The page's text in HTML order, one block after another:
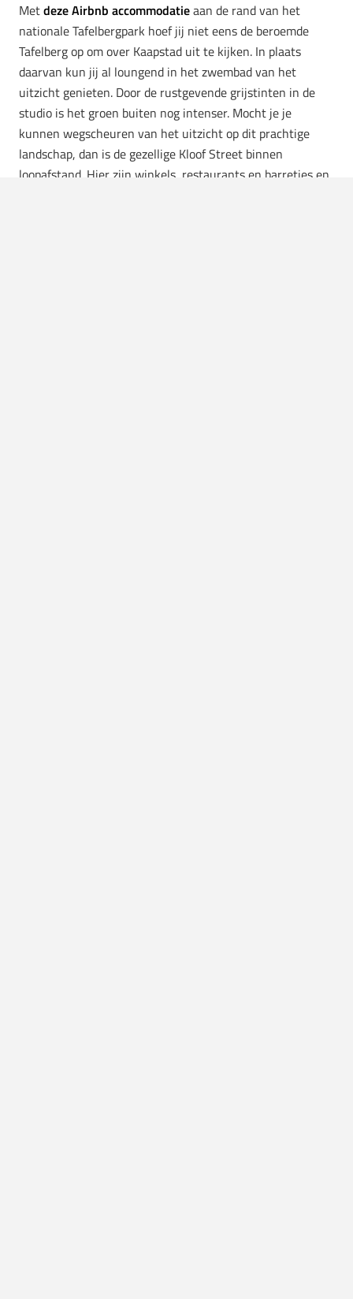
Metdeze Airbnb accommodatieaan de rand van het
nationale Tafelbergpark hoef jij niet eens de beroemde
Tafelberg op om over Kaapstad uit te kijken. In plaats
daarvan kun jij al loungend in het zwembad van het
uitzicht genieten. Door de rustgevende grijstinten in de
studio is het groen buiten nog intenser. Mocht je je
kunnen wegscheuren van het uitzicht op dit prachtige
landschap, dan is de gezellige Kloof Street binnen
loopafstand. Hier zijn winkels, restaurants en barretjes en